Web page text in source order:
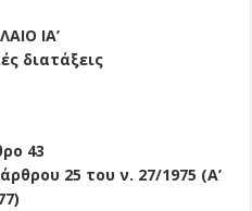
ΙΑ’
διατάξεις
43
25 του ν. 27/1975 (Α’